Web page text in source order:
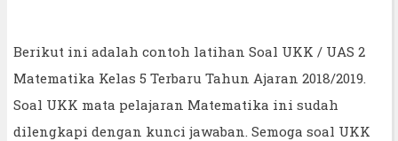
Berikut ini adalah contoh latihan Soal UKK / UAS 2
Matematika Kelas 5 Terbaru Tahun Ajaran 2018/2019.
Soal UKK mata pelajaran Matematika ini sudah
dilengkapi dengan kunci jawaban. Semoga soal UKK